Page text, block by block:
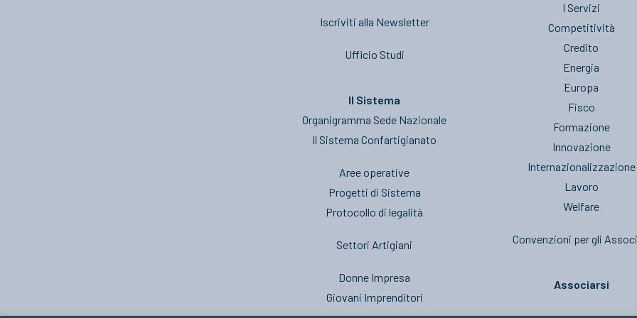
Iscriviti alla Newsletter
Ufficio Studi
Il Sistema
Organigramma Sede Nazionale
Il Sistema Confartigianato
Aree operative
Progetti di Sistema
Protocollo di legalità
Settori Artigiani
Donne Impresa
Giovani Imprenditori
I Servizi
Competitività
Credito
Energia
Europa
Fisco
Formazione
Innovazione
Internazionalizzazione
Lavoro
Welfare
Convenzioni per gli
Associarsi